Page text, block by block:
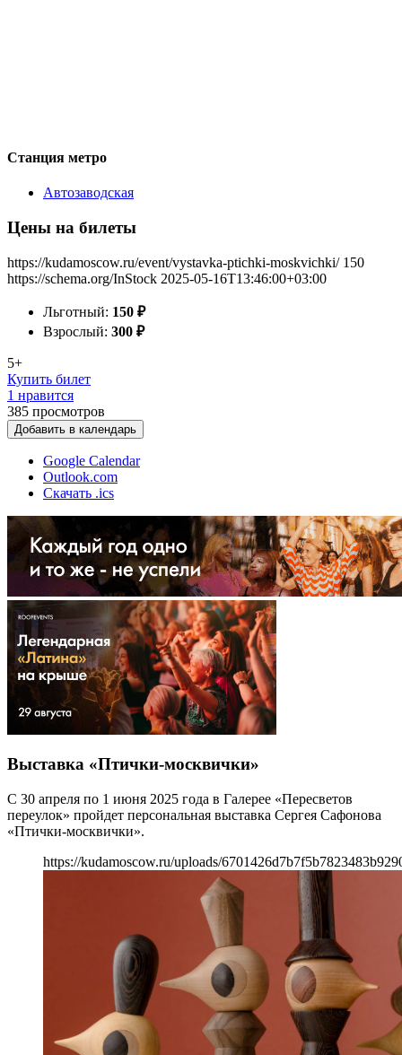
Станция метро
Автозаводская
Цены на билеты
https://kudamoscow.ru/event/vystavka-ptichki-moskvichki/ 150
https://schema.org/InStock 2025-05-16T13:46:00+03:00
Льготный: 150 ₽
Взрослый: 300 ₽
5+
Купить билет
1 нравится
385 просмотров
Добавить в календарь
Google Calendar
Outlook.com
Скачать .ics
Выставка «Птички-москвички»
С 30 апреля по 1 июня 2025 года в Галерее «Пересветов
переулок» пройдет персональная выставка Сергея Сафонова
«Птички-москвички».
https://kudamoscow.ru/uploads/